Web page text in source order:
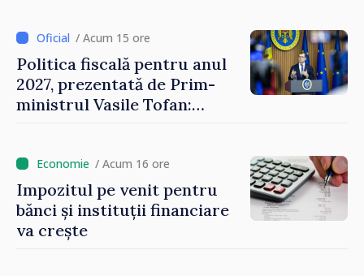
/ Acum 15 ore
Politica fiscală pentru anul
2027, prezentată de Prim-
ministrul Vasile Tofan:
taxare mai echitabilă
/ Acum 16 ore
Impozitul pe venit pentru
bănci și instituții financiare
va crește